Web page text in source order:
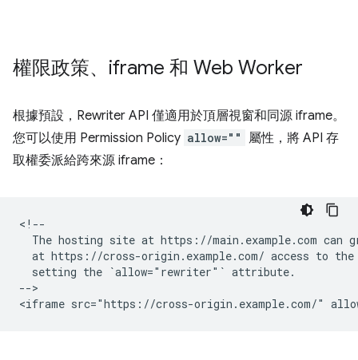
權限政策、iframe 和 Web Worker
根據預設，Rewriter API 僅適用於頂層視窗和同源 iframe。
您可以使用 Permission Policy allow="" 屬性，將 API 存
取權委派給跨來源 iframe：
<!--
The hosting site at https://main.example.com can
at https://cross-origin.example.com/ access to
  setting the `allow="rewriter"` attribute.
-->